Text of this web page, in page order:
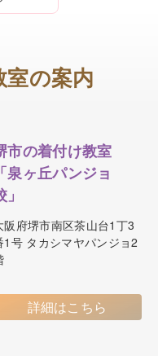
室の案内
市の着付け教室
「泉ヶ丘パンジョ
阪府堺市南区茶山台1丁3
1号 タカシマヤパンジョ2
詳細はこちら